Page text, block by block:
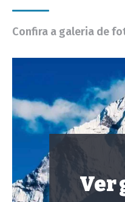
Confira a galeria de
Ver